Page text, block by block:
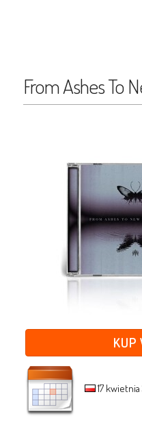
From Ashes To
KUP
17